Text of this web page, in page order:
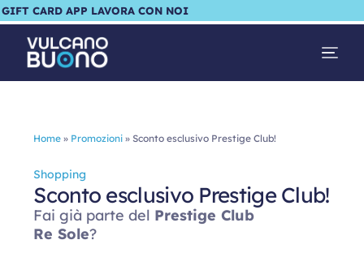
GIFT CARD APP LAVORA CON NOI
Home » Promozioni »Sconto esclusivo Prestige Club!
Shopping
Sconto esclusivo Prestige Club!
Fai già parte del Prestige Club
Re Sole?